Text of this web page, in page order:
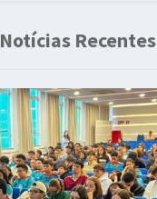
Notícias Recentes